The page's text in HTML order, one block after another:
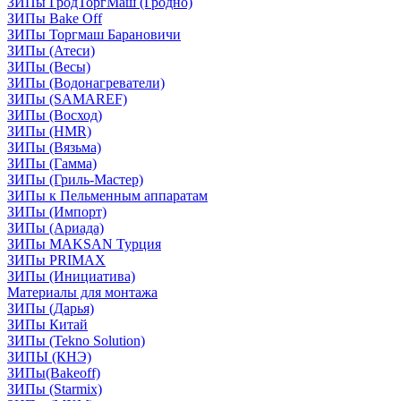
ЗИПы Bake Off
ЗИПы Торгмаш Барановичи
ЗИПы (Атеси)
ЗИПы (Весы)
ЗИПы (Водонагреватели)
ЗИПы (SAMAREF)
ЗИПы (Восход)
ЗИПы (HMR)
ЗИПы (Вязьма)
ЗИПы (Гамма)
ЗИПы (Гриль-Мастер)
ЗИПы к Пельменным аппаратам
ЗИПы (Импорт)
ЗИПы (Ариада)
ЗИПы MAKSAN Турция
ЗИПы PRIMAX
ЗИПы (Инициатива)
Материалы для монтажа
ЗИПы (Дарья)
ЗИПы Китай
ЗИПы (Tekno Solution)
ЗИПЫ (КНЭ)
ЗИПы(Bakeoff)
ЗИПы (Starmix)